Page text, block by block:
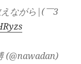
ながら|(￣3
(@nawadan)